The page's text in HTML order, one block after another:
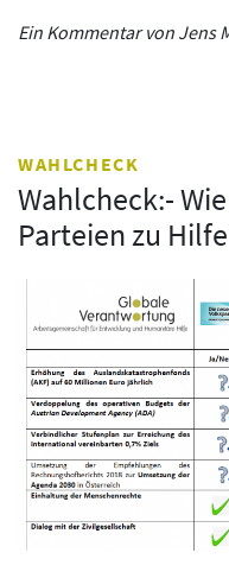
Ein Kommentar von Jens
WAHLCHECK
Wahlcheck:-
Parteien zu